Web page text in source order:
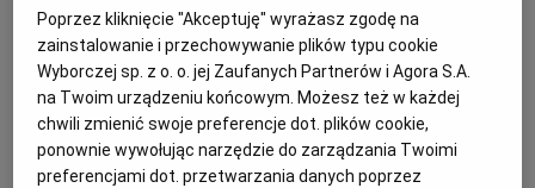
KRAKÓW
LUBLIN
SPORT.PL
PUBLIO.PL
Czas przygotowania: 10 min
Dieta wegańska
Tofucznica z pieczarkami – składniki:
Poprzez kliknięcie "Akceptuję" wyrażasz zgodę na
zainstalowanie i przechowywanie plików typu cookie
Wyborczej sp. z o. o. jej Zaufanych Partnerów i Agora S.A.
na Twoim urządzeniu końcowym. Możesz też w każdej
chwili zmienić swoje preferencje dot. plików cookie,
ponownie wywołując narzędzie do zarządzania Twoimi
preferencjami dot. przetwarzania danych poprzez